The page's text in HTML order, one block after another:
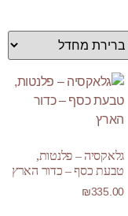
גלאקסיה – פלנטות,
טבעת כסף – כדור הארץ
₪335.00